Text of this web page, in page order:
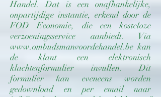
Handel. Dat is een onafhankelijke,
onpartijdige instantie, erkend door de
FOD Economie, die een kosteloze
verzoeningsservice aanbiedt. Via
www.ombudsmanvoordehandel.be kan
de klant een elektronisch
klachtenformulier invullen. Dit
formulier kan eveneens worden
gedownload en per email naar